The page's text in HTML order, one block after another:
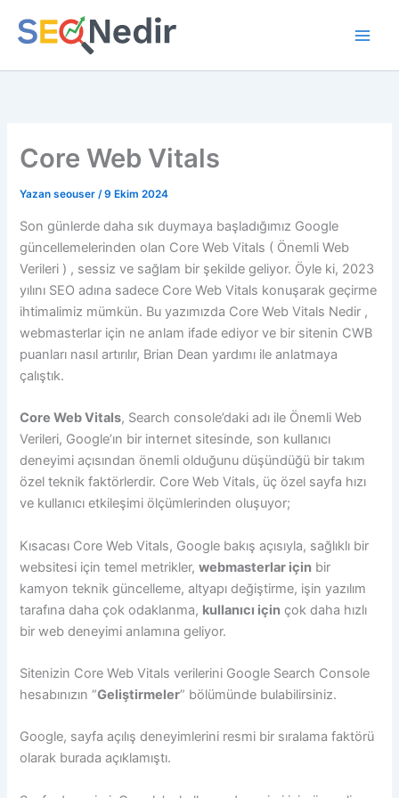
atla
Core Web Vitals
Yazan seouser/9 Ekim 2024
Son günlerde daha sık duymaya başladığımız Google
güncellemelerinden olan Core Web Vitals ( Önemli Web
Verileri ) , sessiz ve sağlam bir şekilde geliyor. Öyle ki, 2023
yılını SEO adına sadece Core Web Vitals konuşarak geçirme
ihtimalimiz mümkün. Bu yazımızda Core Web Vitals Nedir ,
webmasterlar için ne anlam ifade ediyor ve bir sitenin CWB
puanları nasıl artırılır, Brian Dean yardımı ile anlatmaya
çalıştık.
Core Web Vitals, Search console’daki adı ile Önemli Web
Verileri, Google’ın bir internet sitesinde, son kullanıcı
deneyimi açısından önemli olduğunu düşündüğü bir takım
özel teknik faktörlerdir. Core Web Vitals, üç özel sayfa hızı
ve kullanıcı etkileşimi ölçümlerinden oluşuyor;
Kısacası Core Web Vitals, Google bakış açısıyla, sağlıklı bir
websitesi için temel metrikler,webmasterlar için bir
kamyon teknik güncelleme, altyapı değiştirme, işin yazılım
tarafına daha çok odaklanma, kullanıcı için çok daha hızlı
bir web deneyimi anlamına geliyor.
Sitenizin Core Web Vitals verilerini Google Search Console
hesabınızın “Geliştirmeler” bölümünde bulabilirsiniz.
Google, sayfa açılış deneyimlerini resmi bir sıralama faktörü
olarak burada açıklamıştı.